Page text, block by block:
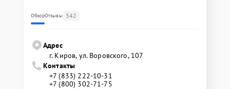
ОбзорОтзывы 342
Адрес
г. Киров, ул. Воровского, 107
Контакты
+7 (833) 222-10-31
+7 (800) 302-71-75